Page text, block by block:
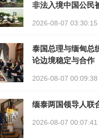
非法入境中国公民
2026-08-07 03:30:15
泰国总理与缅甸总
论边境稳定与合作
2026-08-07 00:09:38
缅泰两国领导人联
2026-08-07 00:07:41